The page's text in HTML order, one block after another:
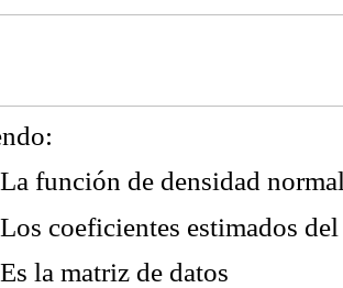
función de densidad
coeficientes estimados
la matriz de datos